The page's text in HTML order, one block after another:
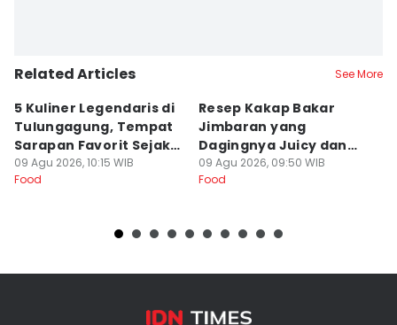
Related Articles See More
5 Kuliner Legendaris di
Tulungagung, Tempat
Sarapan Favorit Sejak
Dulu
09 Agu 2026, 10:15 WIB
Food
Resep Kakap Bakar
Jimbaran yang
Dagingnya Juicy dan
Gurih
09 Agu 2026, 09:50 WIB
Food